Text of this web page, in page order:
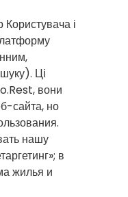
і
Ці
вони
сайта, но
нашу
в
жилья и